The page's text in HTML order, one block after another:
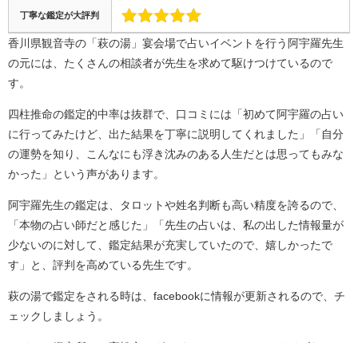
丁寧な鑑定が大評判
香川県観音寺の「萩の湯」宴会場で占いイベントを行う阿宇羅先生
の元には、たくさんの相談者が先生を求めて駆けつけているので
す。
四柱推命の鑑定的中率は抜群で、口コミには「初めて阿宇羅の占い
に行ってみたけど、出た結果を丁寧に説明してくれました」「自分
の運勢を知り、こんなにも浮き沈みのある人生だとは思ってもみな
かった」という声があります。
阿宇羅先生の鑑定は、タロットや姓名判断も高い精度を誇るので、
「本物の占い師だと感じた」「先生の占いは、私の出した情報量が
少ないのに対して、鑑定結果が充実していたので、嬉しかったで
す」と、評判を高めている先生です。
萩の湯で鑑定をされる時は、facebookに情報が更新されるので、チ
ェックしましょう。